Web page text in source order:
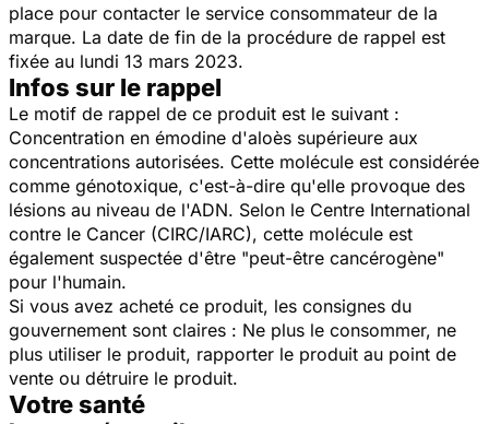
place pour contacter le service consommateur de la
marque. La date de fin de la procédure de rappel est
fixée au lundi 13 mars 2023.
Infos sur le rappel
Le motif de rappel de ce produit est le suivant :
Concentration en émodine d'aloès supérieure aux
concentrations autorisées. Cette molécule est considérée
comme génotoxique, c'est-à-dire qu'elle provoque des
lésions au niveau de l'ADN. Selon le Centre International
contre le Cancer (CIRC/IARC), cette molécule est
également suspectée d'être "peut-être cancérogène"
pour l'humain.
Si vous avez acheté ce produit, les consignes du
gouvernement sont claires : Ne plus le consommer, ne
plus utiliser le produit, rapporter le produit au point de
vente ou détruire le produit.
Votre santé